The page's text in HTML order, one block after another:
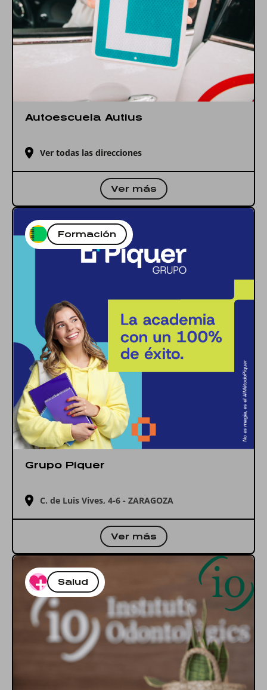
Autoescuela Autius
Ver todas las direcciones
Ver más
Formación
Grupo Piquer
C. de Luis Vives, 4-6 - ZARAGOZA
Ver más
Salud